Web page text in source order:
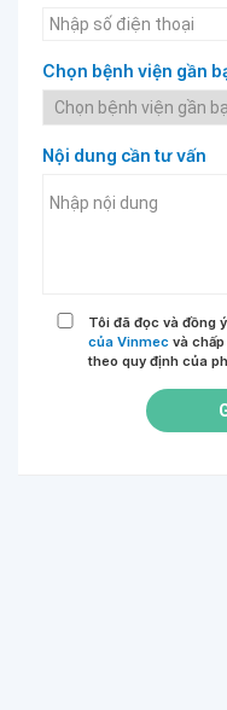
Chọn bệnh viện gần
Nội dung cần tư vấn
Tôi đã đọc và đồng
của Vinmec và
theo quy định của